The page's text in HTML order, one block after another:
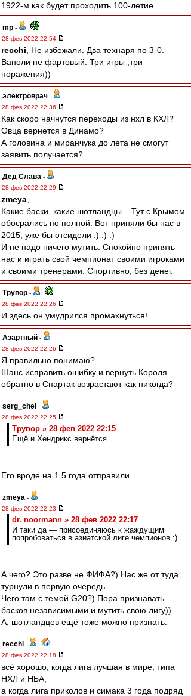
1922-м как будет проходить 100-летие...
mp -
28 фев 2022 22:54
recchi , Не избежали. Два технаря по 3-0.
Ваноли не фартовый. Три игры ,три
поражения))
электроврач -
28 фев 2022 22:36
Как скоро начнутся переходы из нхл в КХЛ?
Овца вернется в Динамо?
А головина и миранчука до лета не смогут
заявить получается?
Дед Слава -
28 фев 2022 22:29
zmeya
Какие баски, какие шотландцы... Тут с Крымом
обосрались по полной. Вот приняли бы нас в
2015, уже бы отсидели :) :) :)
И не надо ничего мутить. Спокойно принять
нас и играть свой чемпионат своими игроками
и своими тренерами. Спортивно, без денег.
Трувор -
28 фев 2022 22:26
И здесь он умудрился промахнуться!
Азартный -
28 фев 2022 22:26
Я правильно понимаю?
Шанс исправить ошибку и вернуть Короля
обратно в Спартак возрастают как никогда?
serg_chel -
28 фев 2022 22:25
Трувор » 28 фев 2022 22:15
Ещё и Хендрикс вернётся.
Его вроде на 1.5 года отправили.
zmeya -
28 фев 2022 22:23
dr. noormann » 28 фев 2022 22:17
И таки да — присоединяюсь к жаждущим
попробоваться в азиатской лиге чемпионов :)
А чего? Это разве не ФИФА?) Нас же от туда
турнули в первую очередь.
Чего там с темой G20?) Пора признавать
басков независимыми и мутить свою лигу))
А, шотландцев ещё тоже можно признать.
recchi -
28 фев 2022 22:18
всё хорошо, когда лига лучшая в мире, типа
НХЛ и НБА,
а когда лига приколов и симака 3 года подряд